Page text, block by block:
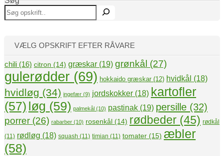
VÆLG OPSKRIFT EFTER RÅVARE
chili (16) citron (14) græskar (19) grønkål (27)
gulerødder (69) hokkaido græskar (12) hvidkål (18)
hvidløg (34) ingefær (9) jordskokker (18) kartofler
(57) løg (59) palmekål (10) pastinak (19) persille (32)
porrer (26) rabarber (10) rosenkål (14) rødbeder (45) rødkål
(11) rødløg (18) squash (11) timian (11) tomater (15) æbler
(58)